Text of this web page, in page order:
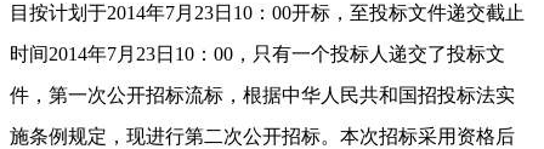
目按计划于2014年7月 23日 10 ： 00开标，至投标文件递交截止
时间2014年7月 23日 10 ： 00 ，只有一个投标人递交了投标文
件，第一次公开招标流标，根据中华人民共和国招投标法实
施条例规定，现进行第二次公开招标。本次招标采用资格后